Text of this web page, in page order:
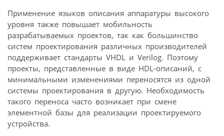
Применение языков описания аппаратуры высокого
уровня также повышает мобильность
разрабатываемых проектов, так как большинство
систем проектирования различных производителей
поддерживает стандарты VHDL и Verilog. Поэтому
проекты, представленные в виде HDL-описаний, с
минимальными изменениями переносятся из одной
системы проектирования в другую. Необходимость
такого переноса часто возникает при смене
элементной базы для реализации проектируемого
устройства.